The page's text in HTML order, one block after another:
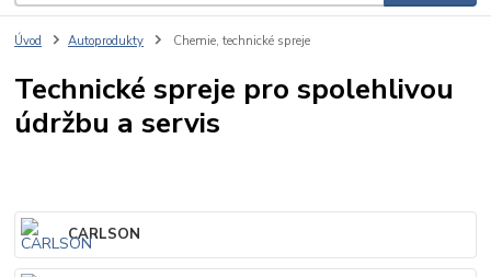
Úvod Autoprodukty Chemie, technické spreje
Technické spreje pro spolehlivou
údržbu a servis
CARLSON